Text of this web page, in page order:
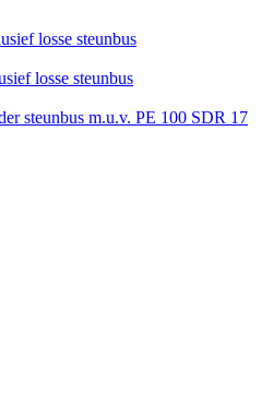
losse steunbus
losse steunbus
steunbus m.u.v. PE 100 SDR 17